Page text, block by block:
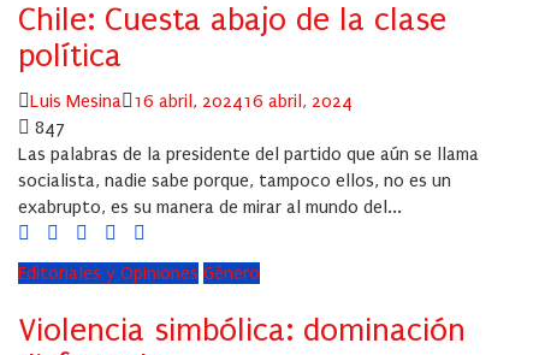
Chile: Cuesta abajo de la clase
política
Author
Luis Mesina
Posted
16 abril, 202416 abril, 2024
847
Las palabras de la presidente del partido que aún se llama
socialista, nadie sabe porque, tampoco ellos, no es un
exabrupto, es su manera de mirar al mundo del...
Editoriales y Opiniones Género
Violencia simbólica: dominación